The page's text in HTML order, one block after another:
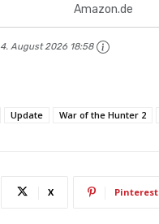
Amazon.de
4. August 2026 18:58
Update War of the Hunter 2
X Pinterest